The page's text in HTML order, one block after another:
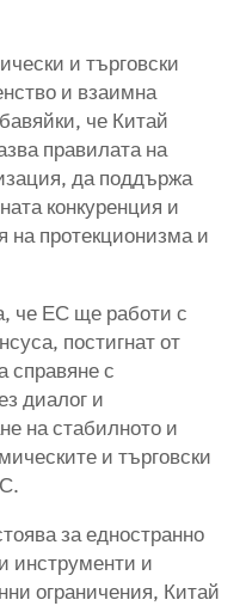
и търговски
и взаимна
че Китай
правилата на
да поддържа
конкуренция и
на протекционизма и
че ЕС ще работи с
постигнат от
справяне с
диалог и
на стабилното и
и търговски
за едностранно
инструменти и
ограничения, Китай